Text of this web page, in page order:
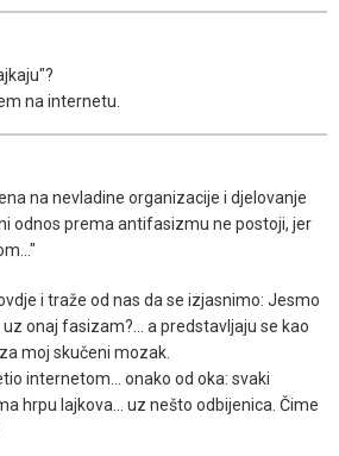
na internetu.
na nevladine organizacije i djelovanje
odnos prema antifasizmu ne postoji, jer
i traže od nas da se izjasnimo: Jesmo
onaj fasizam?... a predstavljaju se kao
moj skučeni mozak.
internetom... onako od oka: svaki
hrpu lajkova... uz nešto odbijenica. Čime